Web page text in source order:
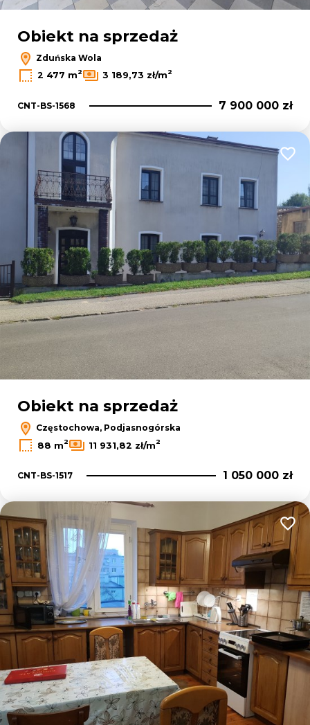
Obiekt na sprzedaż
Zduńska Wola
2 477 m2 3 189,73 zł/m2
CNT-BS-1568 7 900 000 zł
Obiekt na sprzedaż
Częstochowa, Podjasnogórska
88 m2 11 931,82 zł/m2
CNT-BS-1517 1 050 000 zł